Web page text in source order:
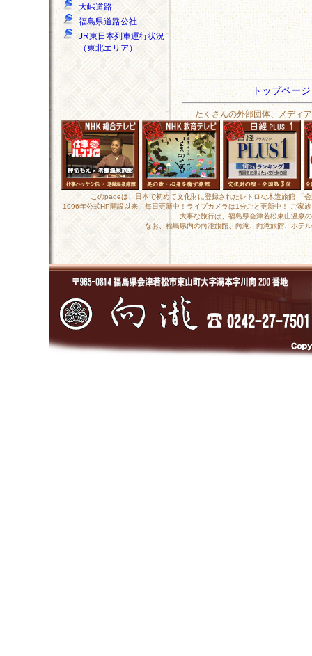
大峠道路
福島県道路公社
JR東日本列車運行状況
（東北エリア）
トップペー
たくさんの外部団体、メディ
このpageは、日本で初めて文化財に登録されたレトロな木造旅館
1996年公式HP開設以来、毎日更新中！ライブカメラは1分ごと更新中！ ご家
大事な旅行は、福島県会津若松東山温泉
なお、福島県内の向瀧旅館、向滝、向滝旅館、ホテ